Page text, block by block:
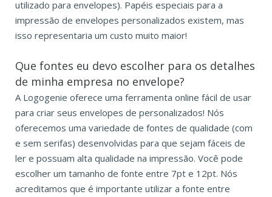
utilizado para envelopes). Papéis especiais para a
impressão de envelopes personalizados existem, mas
isso representaria um custo muito maior!
Que fontes eu devo escolher para os detalhes
de minha empresa no envelope?
A Logogenie oferece uma ferramenta online fácil de usar
para criar seus envelopes de personalizados! Nós
oferecemos uma variedade de fontes de qualidade (com
e sem serifas) desenvolvidas para que sejam fáceis de
ler e possuam alta qualidade na impressão. Você pode
escolher um tamanho de fonte entre 7pt e 12pt. Nós
acreditamos que é importante utilizar a fonte entre